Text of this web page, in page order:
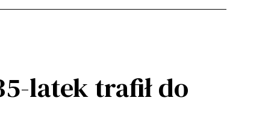
latek trafił do